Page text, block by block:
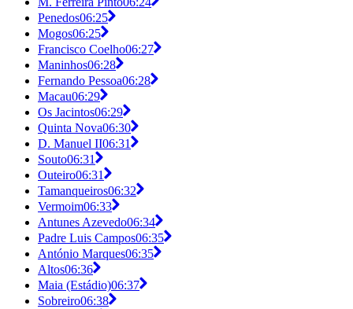
Penedos06:25
Mogos06:25
Francisco Coelho06:27
Maninhos06:28
Fernando Pessoa06:28
Macau06:29
Os Jacintos06:29
Quinta Nova06:30
D. Manuel II06:31
Souto06:31
Outeiro06:31
Tamanqueiros06:32
Vermoim06:33
Antunes Azevedo06:34
Padre Luis Campos06:35
António Marques06:35
Altos06:36
Maia (Estádio)06:37
Sobreiro06:38